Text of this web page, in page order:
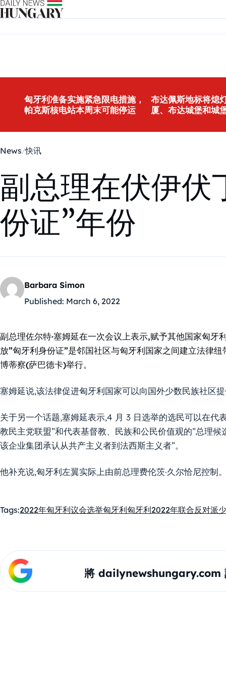
Skip to content
匈牙利准备实施紧急限电措施，
帕克斯核电站本周末可能停运
布达佩斯地标将熄
厦、布达城堡和城
News 快讯
副总理在伏伊伏
份证”年份
Barbara Simon
Published: March 6, 2022
副总理佐尔特·塞姆延在一次会议上表示,赋予其他国家匈
放”匈牙利身份证”是邻国社区与匈牙利国家之间建立法律
博蒂察(萨巴德卡)举行。
塞姆延说,该法律促进匈牙利国家可以向国外少数民族社区
关于另一个话题,塞姆延表示,4 月 3 日选举的选民可以在代
教民主党联盟”和代表基督教、民族和公民价值观的”总理
该企业集团承认从共产主义者到法西斯主义者”。
他补充说,匈牙利左翼实际上由前总理费伦茨·久尔恰尼控制
Tags:2022年匈牙利议会选举匈牙利匈牙利2022年联合反对派
將 dailynewshungary.com